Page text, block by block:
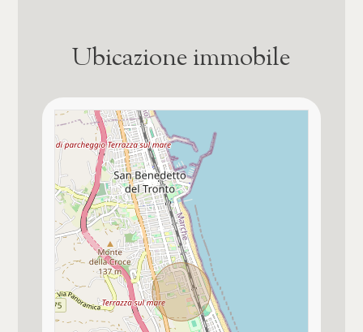
Doccia
Bagno secondario con
Doccia
Pavim. Reparto Giorno
altro / a scelta
Pavim. Reparto Notte
altro / a scelta
Tipo serranda garage
Ubicazione immobile